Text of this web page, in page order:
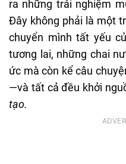
ra những trải nghiệm
Đây không phải là một
chuyển mình tất yếu
tương lai, những chai
ức mà còn kể câu
—và tất cả đều khởi
tạo.